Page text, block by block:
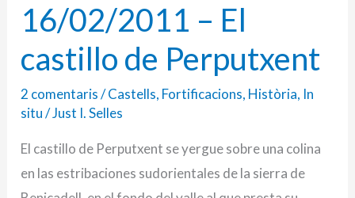
16/02/2011 – El
castillo de Perputxent
2 comentaris/Castells, Fortificacions, Història, In
situ/Just I. Selles
El castillo de Perputxent se yergue sobre una colina
en las estribaciones sudorientales de la sierra de